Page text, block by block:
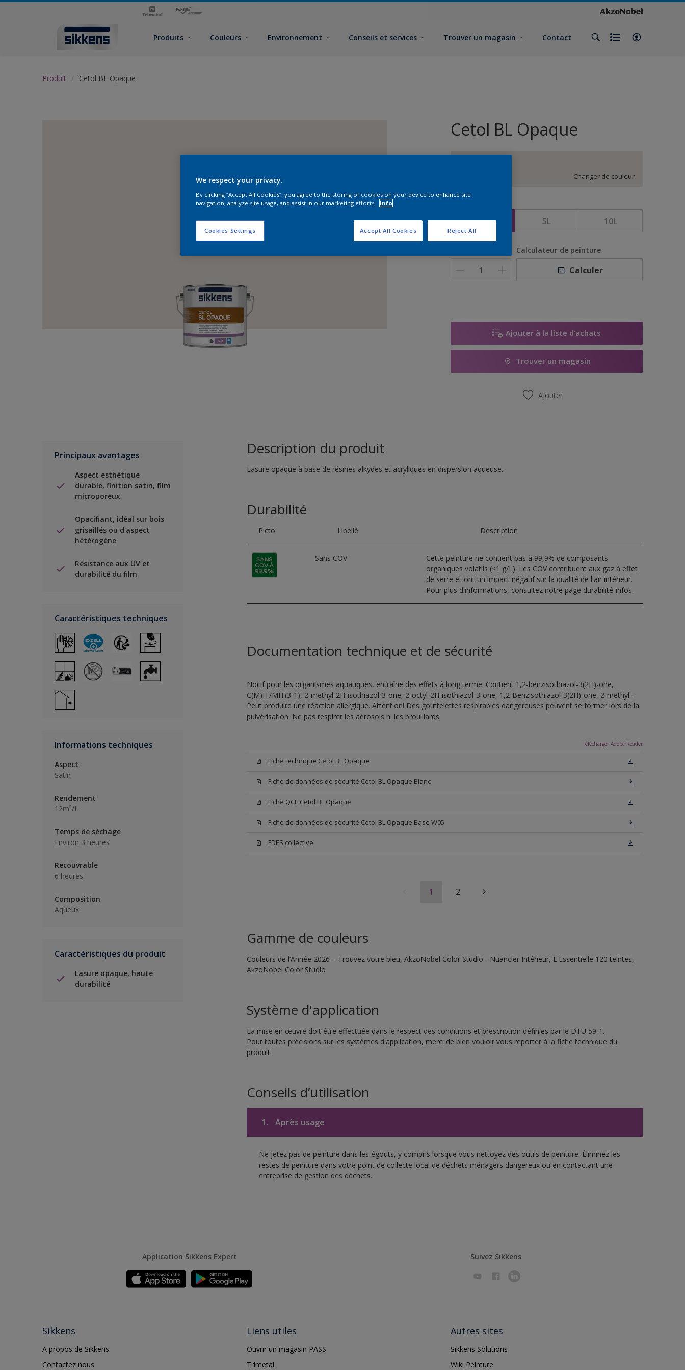
Produits Couleurs Environnement Conseils et services Trouver un magasin Contact
Produit Cetol BL Opaque
Cetol BL Opaque
Changer de couleur
1L 5L 10L
Calculateur de peinture
Calculer
Ajouter à la liste d’achats
Trouver un magasin
Ajouter
Principaux avantages
Aspect esthétique
durable, finition satin, film
microporeux
Opacifiant, idéal sur bois
grisaillés ou d'aspect
hétérogène
Résistance aux UV et
durabilité du film
Caractéristiques techniques
Informations techniques
Aspect
Satin
Rendement
12m²/L
Temps de séchage
Environ 3 heures
Recouvrable
6 heures
Composition
Aqueux
Caractéristiques du produit
Lasure opaque, haute
durabilité
Description du produit
Lasure opaque à base de résines alkydes et acryliques en dispersion aqueuse.
Durabilité
Picto Libellé Description
Sans COV
Cette peinture ne contient pas à 99,9% de composants
organiques volatils (<1 g/L). Les COV contribuent aux gaz à effet
de serre et ont un impact négatif sur la qualité de l'air intérieur.
Pour plus d'informations, consultez notre page durabilité-infos.
Documentation technique et de sécurité
Nocif pour les organismes aquatiques, entraîne des effets à long terme. Contient 1,2-benzisothiazol-3(2H)-one,
C(M)IT/MIT(3-1), 2-methyl-2H-isothiazol-3-one, 2-octyl-2H-isothiazol-3-one, 1,2-Benzisothiazol-3(2H)-one, 2-methyl-.
Peut produire une réaction allergique. Attention! Des gouttelettes respirables dangereuses peuvent se former lors de la
pulvérisation. Ne pas respirer les aérosols ni les brouillards.
Télécharger Adobe Reader
Fiche technique Cetol BL Opaque
Fiche de données de sécurité Cetol BL Opaque Blanc
Fiche QCE Cetol BL Opaque
Fiche de données de sécurité Cetol BL Opaque Base W05
FDES collective
1 2
Gamme de couleurs
Couleurs de l’Année 2026 – Trouvez votre bleu, AkzoNobel Color Studio - Nuancier Intérieur, L'Essentielle 120 teintes,
AkzoNobel Color Studio
Système d'application
La mise en œuvre doit être effectuée dans le respect des conditions et prescription définies par le DTU 59-1.
Pour toutes précisions sur les systèmes d'application, merci de bien vouloir vous reporter à la fiche technique du
produit.
Conseils d’utilisation
1. Après usage
Ne jetez pas de peinture dans les égouts, y compris lorsque vous nettoyez des outils de peinture. Éliminez les
restes de peinture dans votre point de collecte local de déchets ménagers dangereux ou en contactant une
entreprise de gestion des déchets.
Application Sikkens Expert Suivez Sikkens
Sikkens
A propos de Sikkens
Contactez nous
Liens utiles
Ouvrir un magasin PASS
Trimetal
Autres sites
Sikkens Solutions
Wiki Peinture
We respect your privacy.
By clicking “Accept All Cookies”, you agree to the storing of cookies on your device to enhance site
navigation, analyze site usage, and assist in our marketing efforts.
Info
Cookies Settings Reject All
Accept All Cookies